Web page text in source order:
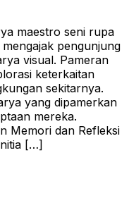
maestro seni rupa
pengunjung
visual. Pameran
keterkaitan
sekitarnya.
yang dipamerkan
mereka.
Memori dan Refleksi
[…]